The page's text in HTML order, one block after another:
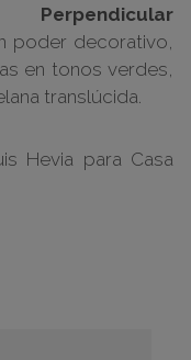
Perpendicular
poder decorativo,
en tonos verdes,
translúcida.
Hevia para Casa